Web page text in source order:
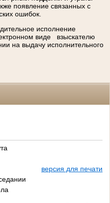
появление связанных с
ошибок.
исполнение
виде взыскателю
на выдачу исполнительного
версия для печати